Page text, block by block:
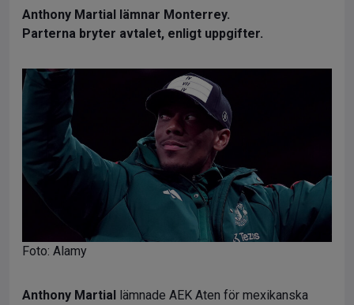
Anthony Martial lämnar Monterrey.
Parterna bryter avtalet, enligt uppgifter.
Foto: Alamy
Anthony Martial lämnade AEK Aten för mexikanska